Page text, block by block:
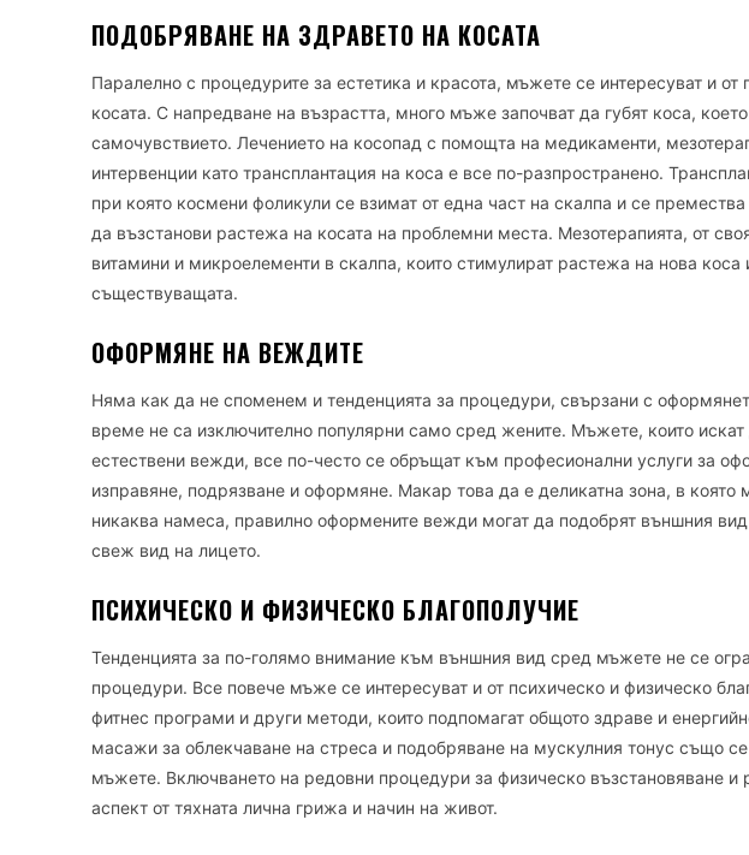
ПОДОБРЯВАНЕ НА ЗДРАВЕТО НА КОСАТА
Паралелно с процедурите за естетика и красота, мъжете се интересуват и от
косата. С напредване на възрастта, много мъже започват да губят коса,
самочувствието. Лечението на косопад с помощта на медикаменти,
интервенции като трансплантация на коса е все по-разпространено.
при която космени фоликули се взимат от една част на скалпа и се
да възстанови растежа на косата на проблемни места. Мезотерапията, от
витамини и микроелементи в скалпа, които стимулират растежа на нова коса
съществуващата.
ОФОРМЯНЕ НА ВЕЖДИТЕ
Няма как да не споменем и тенденцията за процедури, свързани с
време не са изключително популярни само сред жените. Мъжете, които
естествени вежди, все по-често се обръщат към професионални услуги за
изправяне, подрязване и оформяне. Макар това да е деликатна зона, в която
никаква намеса, правилно оформените вежди могат да подобрят външния
свеж вид на лицето.
ПСИХИЧЕСКО И ФИЗИЧЕСКО БЛАГОПОЛУЧИЕ
Тенденцията за по-голямо внимание към външния вид сред мъжете не се
процедури. Все повече мъже се интересуват и от психическо и физическо
фитнес програми и други методи, които подпомагат общото здраве и
масажи за облекчаване на стреса и подобряване на мускулния тонус също
мъжете. Включването на редовни процедури за физическо възстановяване и
аспект от тяхната лична грижа и начин на живот.